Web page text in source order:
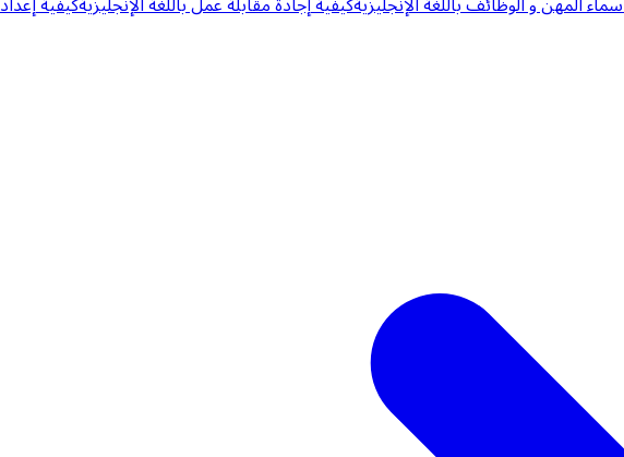
المهن و الوظائف باللغة الإنجليزيةكيفية إجادة مقابلة عمل باللغة الإنجليزيةكيفية إعداد COVER LETTER بشكل احترافي